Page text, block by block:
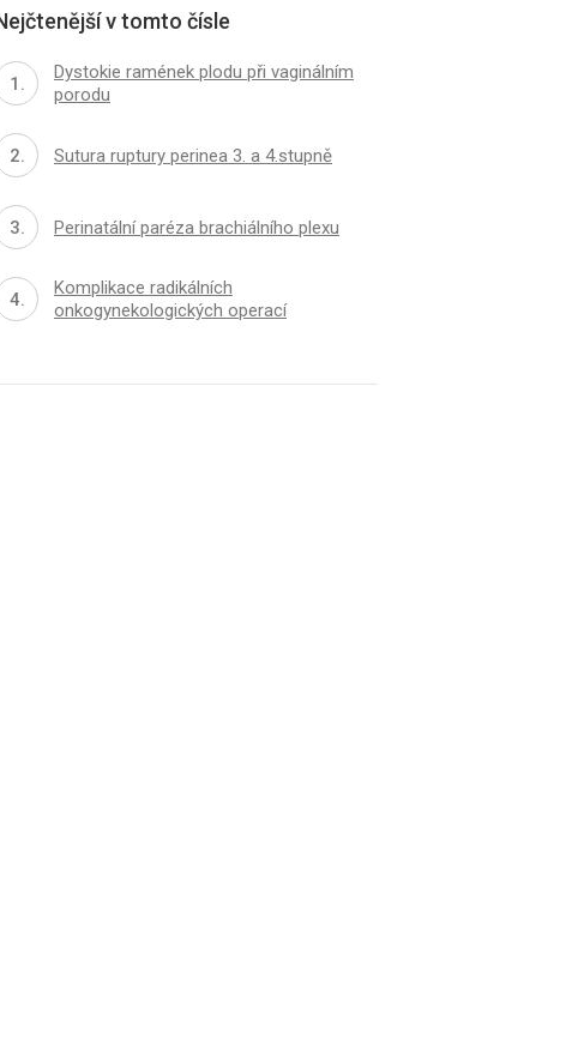
v tomto čísle
Dystokie ramének plodu při vaginálním
porodu
Sutura ruptury perinea 3. a 4.stupně
Perinatální paréza brachiálního plexu
Komplikace radikálních
onkogynekologických operací